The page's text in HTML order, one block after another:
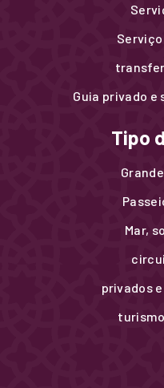
Guia privado
Tipo
Mar,
privados